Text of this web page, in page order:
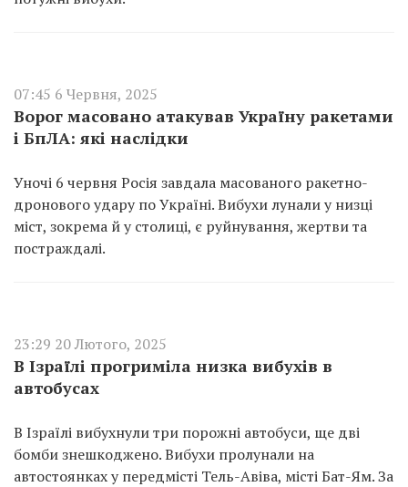
07:45 6 Червня, 2025
Ворог масовано атакував Україну ракетами
і БпЛА: які наслідки
Уночі 6 червня Росія завдала масованого ракетно-
дронового удару по Україні. Вибухи лунали у низці
міст, зокрема й у столиці, є руйнування, жертви та
постраждалі.
23:29 20 Лютого, 2025
В Ізраїлі прогриміла низка вибухів в
автобусах
В Ізраїлі вибухнули три порожні автобуси, ще дві
бомби знешкоджено. Вибухи пролунали на
автостоянках у передмісті Тель-Авіва, місті Бат-Ям. За